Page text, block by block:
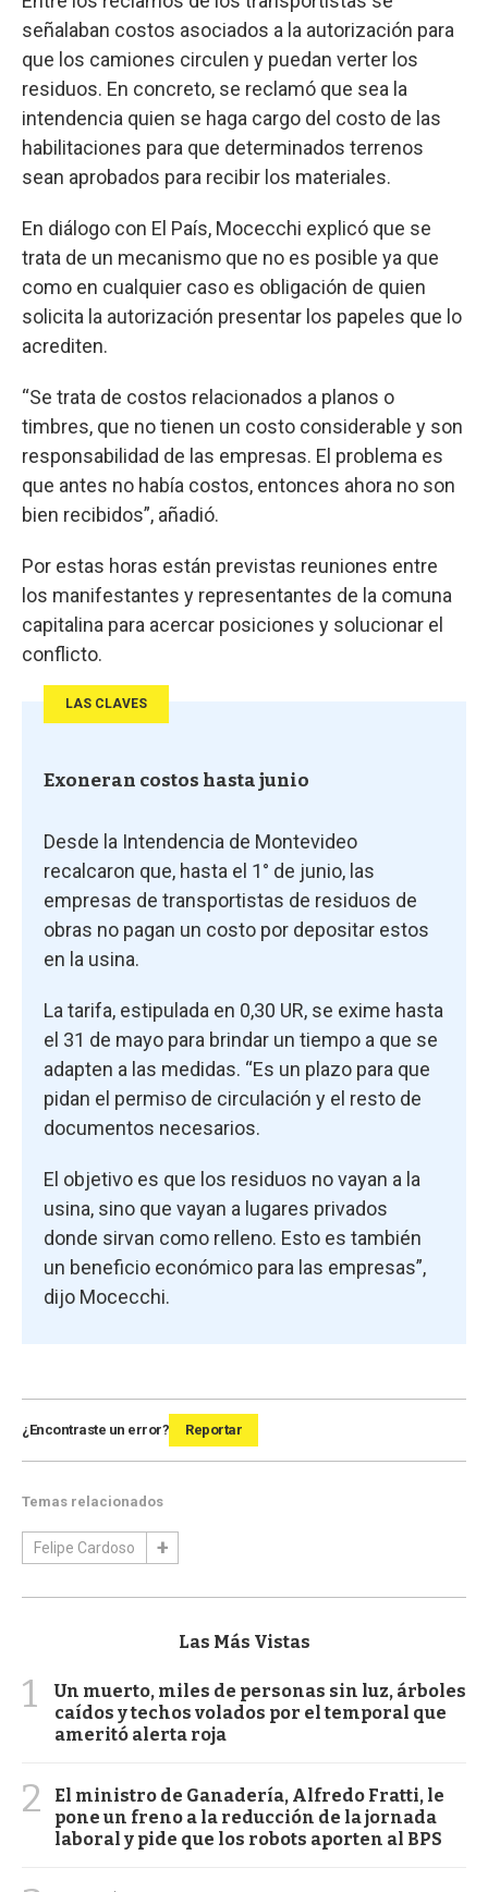
señalaban costos asociados a la autorización para
que los camiones circulen y puedan verter los
residuos. En concreto, se reclamó que sea la
intendencia quien se haga cargo del costo de las
habilitaciones para que determinados terrenos
sean aprobados para recibir los materiales.
En diálogo con El País, Mocecchi explicó que se
trata de un mecanismo que no es posible ya que
como en cualquier caso es obligación de quien
solicita la autorización presentar los papeles que lo
acrediten.
“Se trata de costos relacionados a planos o
timbres, que no tienen un costo considerable y son
responsabilidad de las empresas. El problema es
que antes no había costos, entonces ahora no son
bien recibidos”, añadió.
Por estas horas están previstas reuniones entre
los manifestantes y representantes de la comuna
capitalina para acercar posiciones y solucionar el
conflicto.
LAS CLAVES
Exoneran costos hasta junio
Desde la Intendencia de Montevideo
recalcaron que, hasta el 1° de junio, las
empresas de transportistas de residuos de
obras no pagan un costo por depositar estos
en la usina.
La tarifa, estipulada en 0,30 UR, se exime hasta
el 31 de mayo para brindar un tiempo a que se
adapten a las medidas. “Es un plazo para que
pidan el permiso de circulación y el resto de
documentos necesarios.
El objetivo es que los residuos no vayan a la
usina, sino que vayan a lugares privados
donde sirvan como relleno. Esto es también
un beneficio económico para las empresas”,
dijo Mocecchi.
¿Encontraste un error? Reportar
Temas relacionados
Felipe Cardoso
Las Más Vistas
1
Un muerto, miles de personas sin luz, árboles
caídos y techos volados por el temporal que
ameritó alerta roja
2
El ministro de Ganadería, Alfredo Fratti, le
pone un freno a la reducción de la jornada
laboral y pide que los robots aporten al BPS